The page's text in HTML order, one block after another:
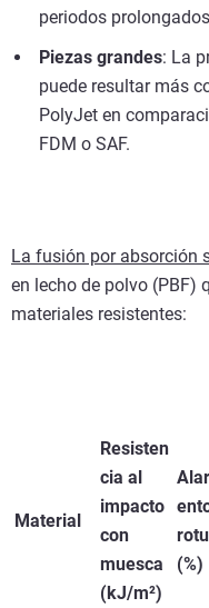
periodos
Piezas grandes: La
puede resultar más
PolyJet en
FDM o SAF.
La fusión por absorción
en lecho de polvo (PBF)
materiales resistentes:
Material
Resisten
cia al
impacto
con
muesca
(kJ/m²)
(%)